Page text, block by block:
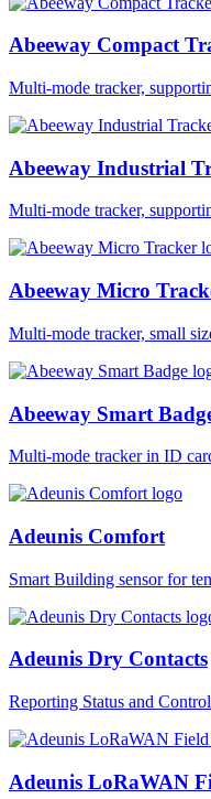
Abeeway Compact
Multi-mode tracker,
Abeeway Industrial
Multi-mode tracker,
Abeeway Micro
Multi-mode tracker, small
Abeeway Smart
Multi-mode tracker in ID
Adeunis Comfort
Smart Building sensor for
Adeunis Dry Contacts
Reporting Status and
Adeunis LoRaWAN